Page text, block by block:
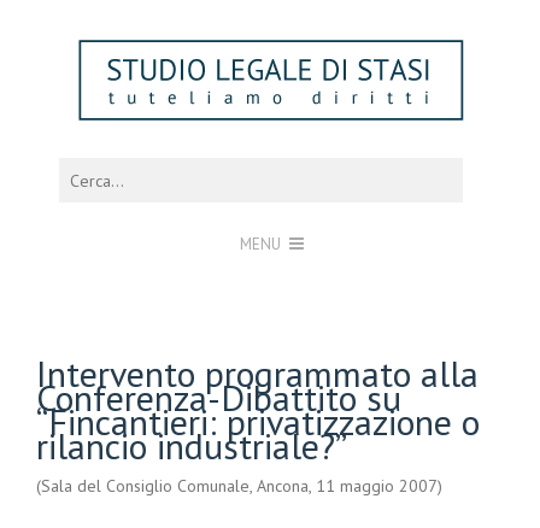
MENU
Intervento programmato alla
Conferenza-Dibattito su
“Fincantieri: privatizzazione o
rilancio industriale?”
(Sala del Consiglio Comunale, Ancona, 11 maggio 2007)